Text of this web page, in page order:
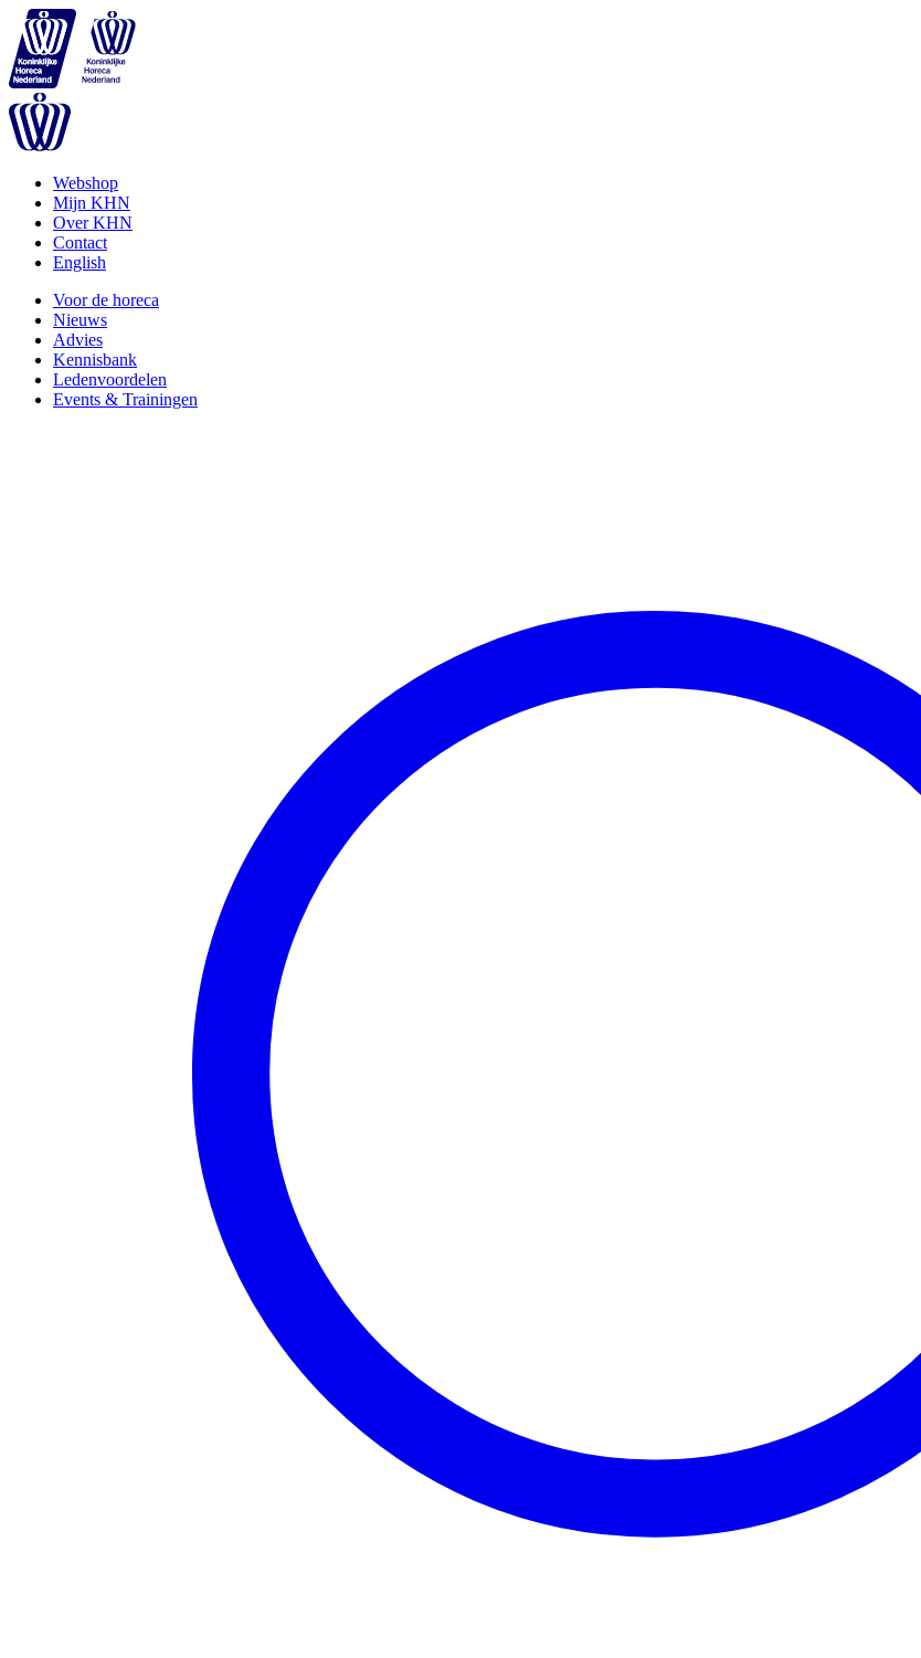
Webshop
Mijn KHN
Over KHN
Contact
English
Voor de horeca
Nieuws
Advies
Kennisbank
Ledenvoordelen
Events & Trainingen